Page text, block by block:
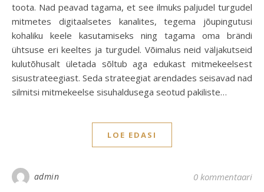
toota. Nad peavad tagama, et see ilmuks paljudel turgudel
mitmetes digitaalsetes kanalites, tegema jõupingutusi
kohaliku keele kasutamiseks ning tagama oma brändi
ühtsuse eri keeltes ja turgudel. Võimalus neid väljakutseid
kulutõhusalt ületada sõltub aga edukast mitmekeelsest
sisustrateegiast. Seda strateegiat arendades seisavad nad
silmitsi mitmekeelse sisuhaldusega seotud pakiliste…
LOE EDASI
admin 0 kommentaari